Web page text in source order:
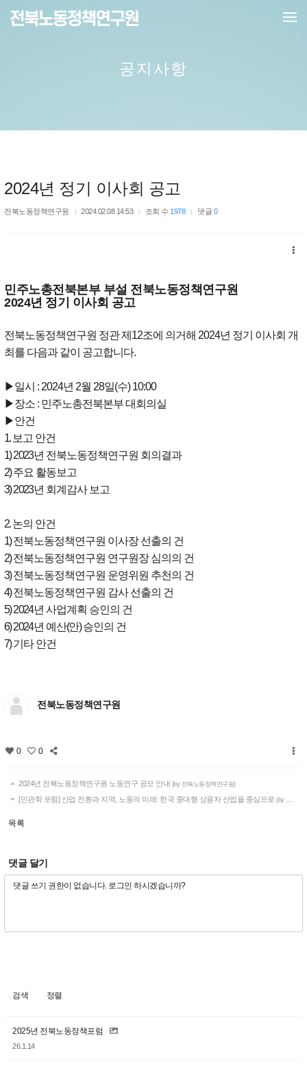
메뉴 건너뛰기
공지사항
2024년 정기 이사회 공고
전북노동정책연구원 2024.02.08 14:53 조회 수 1978 댓글 0
민주노총전북본부 부설 전북노동정책연구원
2024년 정기 이사회 공고
전북노동정책연구원 정관 제12조에 의거해 2024년 정기 이사회 개
최를 다음과 같이 공고합니다.
▶일시 : 2024년 2월 28일(수) 10:00
▶장소 : 민주노총전북본부 대회의실
▶안건
1. 보고 안건
1) 2023년 전북노동정책연구원 회의결과
2)주요 활동보고
3) 2023년 회계감사 보고
2.논의 안건
1)전북노동정책연구원 이사장 선출의 건
2)전북노동정책연구원 연구원장 심의의 건
3)전북노동정책연구원 운영위원 추천의 건
4)전북노동정책연구원 감사 선출의 건
5) 2024년 사업계획 승인의 건
6) 2024년 예산(안)승인의 건
7)기타 안건
전북노동정책연구원
0 0
2024년 전북노동정책연구원 노동연구 공모 안내 (by 전북노동정책연구원)
[민관학 포럼] 산업 전환과 지역, 노동의 미래: 한국 중대형 상용차 산업을 중심으로 (by 전북노동정책연구원)
목록
댓글 달기
검색 정렬
2025년 전북노동정책포럼
26.1.14